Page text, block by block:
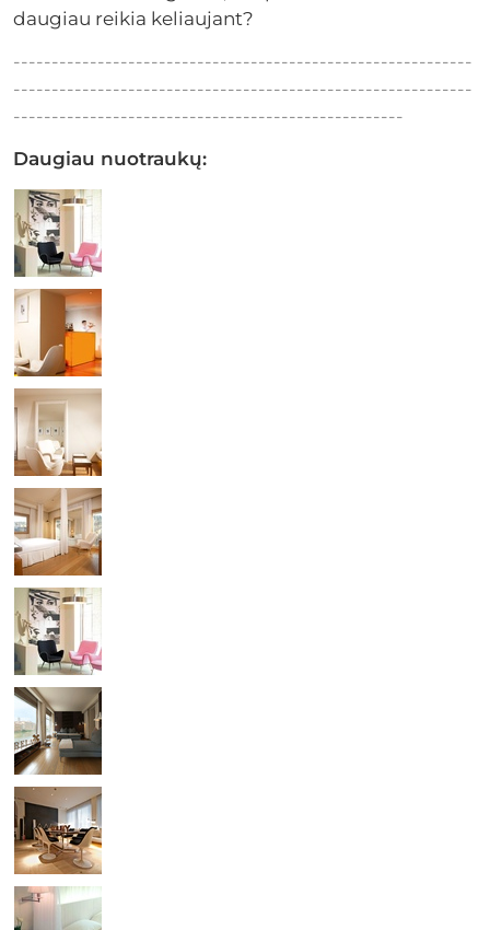
daugiau reikia keliaujant?
------------------------------------------------------------
------------------------------------------------------------
---------------------------------------------------
Daugiau nuotraukų: